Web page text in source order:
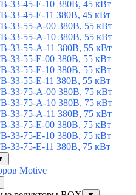
33-45-E-10 380В, 45 кВт
33-45-E-11 380В, 45 кВт
33-55-A-00 380В, 55 кВт
33-55-A-10 380В, 55 кВт
33-55-A-11 380В, 55 кВт
33-55-E-00 380В, 55 кВт
33-55-E-10 380В, 55 кВт
33-55-E-11 380В, 55 кВт
33-75-A-00 380В, 75 кВт
33-75-A-10 380В, 75 кВт
33-75-A-11 380В, 75 кВт
33-75-E-00 380В, 75 кВт
33-75-E-10 380В, 75 кВт
33-75-E-11 380В, 75 кВт
Motive